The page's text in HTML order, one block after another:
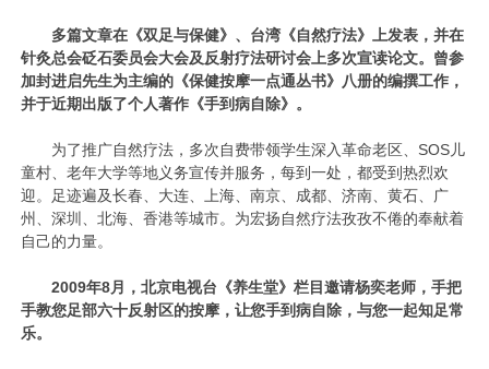
多篇文章在《双足与保健》、台湾《自然疗法》上发表，并在
针灸总会砭石委员会大会及反射疗法研讨会上多次宣读论文。曾参
加封进启先生为主编的《保健按摩一点通丛书》八册的编撰工作，
并于近期出版了个人著作《手到病自除》。
为了推广自然疗法，多次自费带领学生深入革命老区、SOS儿
童村、老年大学等地义务宣传并服务，每到一处，都受到热烈欢
迎。足迹遍及长春、大连、上海、南京、成都、济南、黄石、广
州、深圳、北海、香港等城市。为宏扬自然疗法孜孜不倦的奉献着
自己的力量。
2009年8月，北京电视台《养生堂》栏目邀请杨奕老师，手把
手教您足部六十反射区的按摩，让您手到病自除，与您一起知足常
乐。